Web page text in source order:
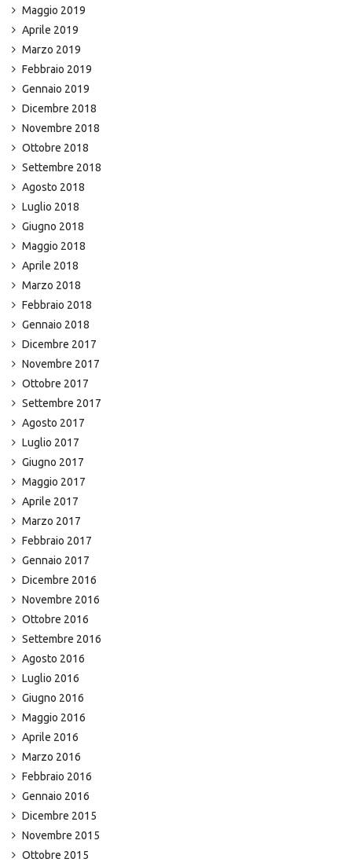
Maggio 2019
Aprile 2019
Marzo 2019
Febbraio 2019
Gennaio 2019
Dicembre 2018
Novembre 2018
Ottobre 2018
Settembre 2018
Agosto 2018
Luglio 2018
Giugno 2018
Maggio 2018
Aprile 2018
Marzo 2018
Febbraio 2018
Gennaio 2018
Dicembre 2017
Novembre 2017
Ottobre 2017
Settembre 2017
Agosto 2017
Luglio 2017
Giugno 2017
Maggio 2017
Aprile 2017
Marzo 2017
Febbraio 2017
Gennaio 2017
Dicembre 2016
Novembre 2016
Ottobre 2016
Settembre 2016
Agosto 2016
Luglio 2016
Giugno 2016
Maggio 2016
Aprile 2016
Marzo 2016
Febbraio 2016
Gennaio 2016
Dicembre 2015
Novembre 2015
Ottobre 2015